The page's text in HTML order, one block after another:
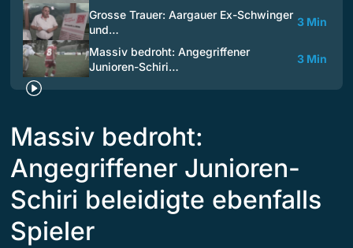
Grosse Trauer: Aargauer Ex-Schwinger
und…
3 Min
Massiv bedroht: Angegriffener
Junioren-Schiri…
3 Min
Massiv bedroht:
Angegriffener Junioren-
Schiri beleidigte ebenfalls
Spieler